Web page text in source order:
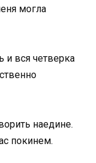
могла
и вся четверка
наедине.
покинем.